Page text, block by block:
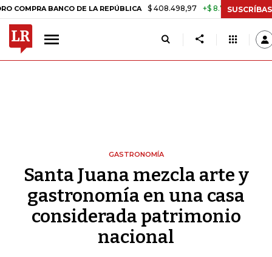
DE LA REPÚBLICA $ 408.498,97 +$ 8.753,81 +2,19% TASA DE
GASTRONOMÍA
Santa Juana mezcla arte y
gastronomía en una casa
considerada patrimonio
nacional